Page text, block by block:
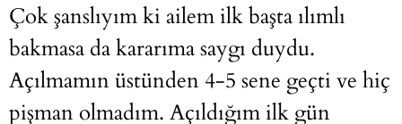
Çok şanslıyım ki ailem ilk başta ılımlı
bakmasa da kararıma saygı duydu.
Açılmamın üstünden 4-5 sene geçti ve hiç
pişman olmadım. Açıldığım ilk gün